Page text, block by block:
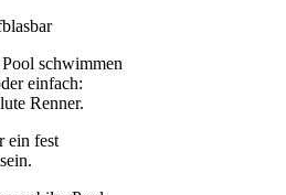
schwimmen
einfach:
Renner.
ein fest